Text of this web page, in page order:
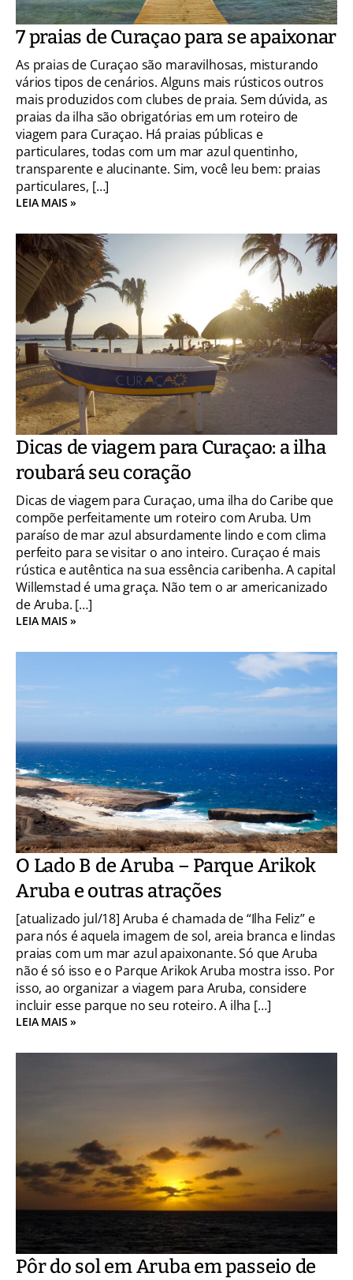
7 praias de Curaçao para se apaixonar
As praias de Curaçao são maravilhosas, misturando
vários tipos de cenários. Alguns mais rústicos outros
mais produzidos com clubes de praia. Sem dúvida, as
praias da ilha são obrigatórias em um roteiro de
viagem para Curaçao. Há praias públicas e
particulares, todas com um mar azul quentinho,
transparente e alucinante. Sim, você leu bem: praias
particulares, […]
LEIA MAIS »
Dicas de viagem para Curaçao: a ilha
roubará seu coração
Dicas de viagem para Curaçao, uma ilha do Caribe que
compõe perfeitamente um roteiro com Aruba. Um
paraíso de mar azul absurdamente lindo e com clima
perfeito para se visitar o ano inteiro. Curaçao é mais
rústica e autêntica na sua essência caribenha. A capital
Willemstad é uma graça. Não tem o ar americanizado
de Aruba. […]
LEIA MAIS »
O Lado B de Aruba – Parque Arikok
Aruba e outras atrações
[atualizado jul/18] Aruba é chamada de “Ilha Feliz” e
para nós é aquela imagem de sol, areia branca e lindas
praias com um mar azul apaixonante. Só que Aruba
não é só isso e o Parque Arikok Aruba mostra isso. Por
isso, ao organizar a viagem para Aruba, considere
incluir esse parque no seu roteiro. A ilha […]
LEIA MAIS »
Pôr do sol em Aruba em passeio de